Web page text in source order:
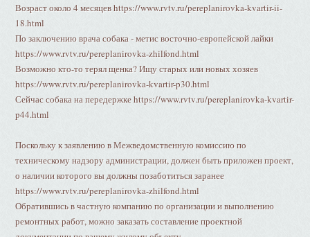
Возраст около 4 месяцев https://www.rvtv.ru/pereplanirovka-kvartir-ii-
18.html
По заключению врача собака - метис восточно-европейской лайки
https://www.rvtv.ru/pereplanirovka-zhilfond.html
Возможно кто-то терял щенка? Ищу старых или новых хозяев
https://www.rvtv.ru/pereplanirovka-kvartir-p30.html
Сейчас собака на передержке https://www.rvtv.ru/pereplanirovka-kvartir-
p44.html
Поскольку к заявлению в Межведомственную комиссию по
техническому надзору администрации, должен быть приложен проект,
о наличии которого вы должны позаботиться заранее
https://www.rvtv.ru/pereplanirovka-zhilfond.html
Обратившись в частную компанию по организации и выполнению
ремонтных работ, можно заказать составление проектной